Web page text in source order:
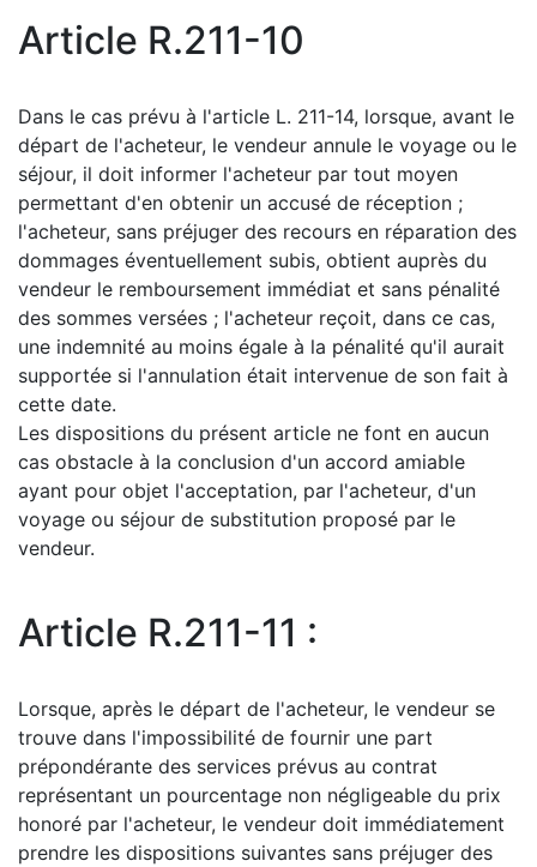
Article R.211-10
Dans le cas prévu à l'article L. 211-14, lorsque, avant le
départ de l'acheteur, le vendeur annule le voyage ou le
séjour, il doit informer l'acheteur par tout moyen
permettant d'en obtenir un accusé de réception ;
l'acheteur, sans préjuger des recours en réparation des
dommages éventuellement subis, obtient auprès du
vendeur le remboursement immédiat et sans pénalité
des sommes versées ; l'acheteur reçoit, dans ce cas,
une indemnité au moins égale à la pénalité qu'il aurait
supportée si l'annulation était intervenue de son fait à
cette date.
Les dispositions du présent article ne font en aucun
cas obstacle à la conclusion d'un accord amiable
ayant pour objet l'acceptation, par l'acheteur, d'un
voyage ou séjour de substitution proposé par le
vendeur.
Article R.211-11 :
Lorsque, après le départ de l'acheteur, le vendeur se
trouve dans l'impossibilité de fournir une part
prépondérante des services prévus au contrat
représentant un pourcentage non négligeable du prix
honoré par l'acheteur, le vendeur doit immédiatement
prendre les dispositions suivantes sans préjuger des